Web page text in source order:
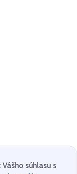
súhlasu s